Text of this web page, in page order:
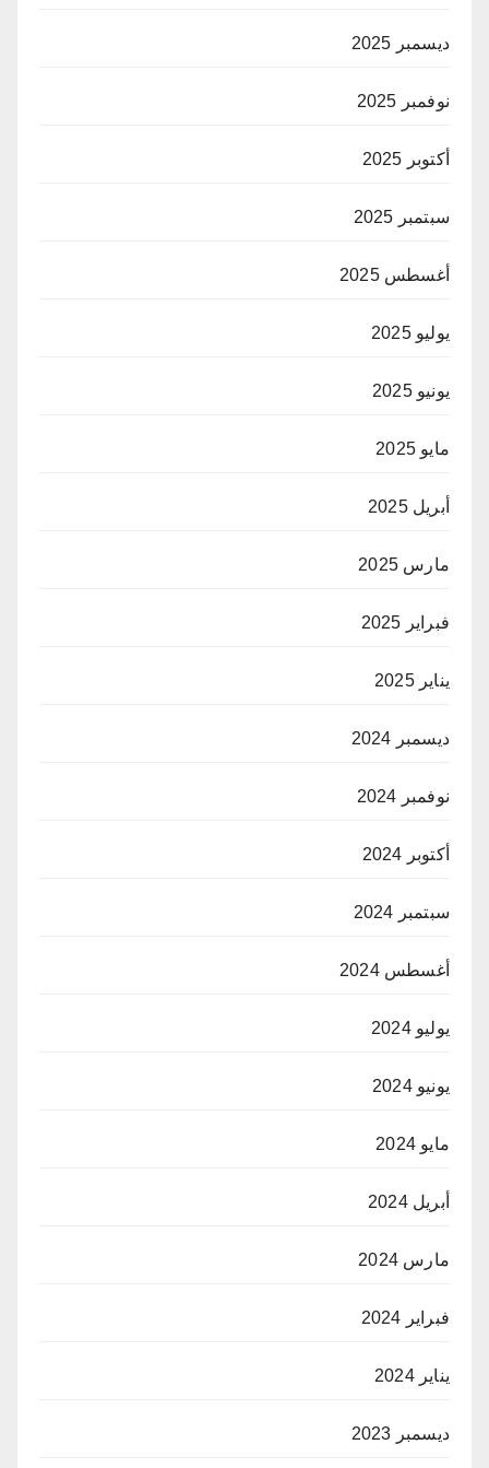
ديسمبر 2025
نوفمبر 2025
أكتوبر 2025
سبتمبر 2025
أغسطس 2025
يوليو 2025
يونيو 2025
مايو 2025
أبريل 2025
مارس 2025
فبراير 2025
يناير 2025
ديسمبر 2024
نوفمبر 2024
أكتوبر 2024
سبتمبر 2024
أغسطس 2024
يوليو 2024
يونيو 2024
مايو 2024
أبريل 2024
مارس 2024
فبراير 2024
يناير 2024
ديسمبر 2023